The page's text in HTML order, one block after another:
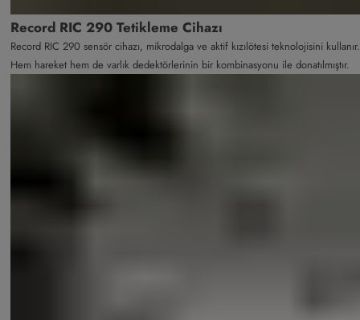
Record RIC 290 Tetikleme Cihazı
Record RIC 290 sensör cihazı, mikrodalga ve aktif kızılötesi teknolojisini kullanır.
Hem hareket hem de varlık dedektörlerinin bir kombinasyonu ile donatılmıştır.